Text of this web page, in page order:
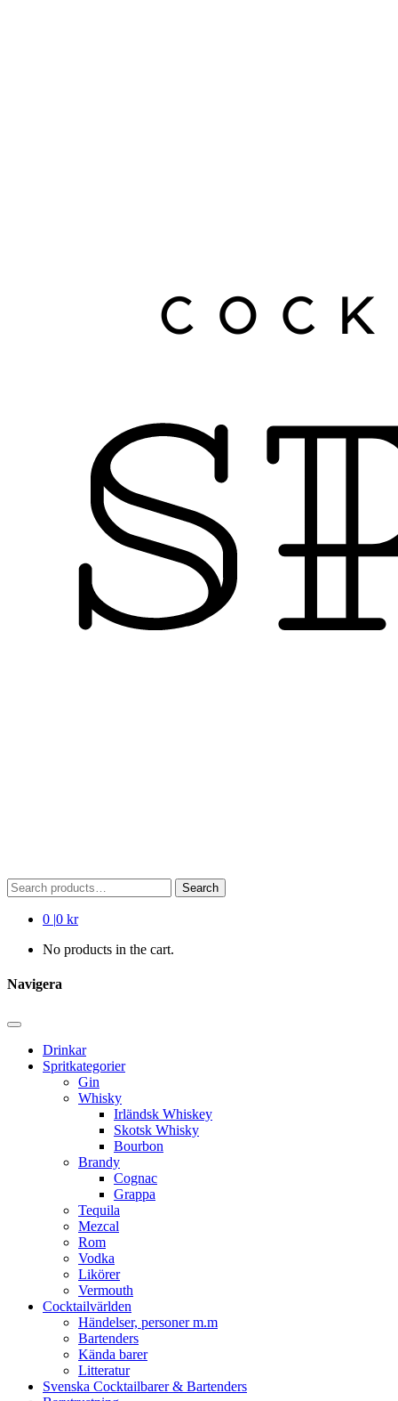
Search
for:
Search
0 |0 kr
No products in the cart.
Navigera
Drinkar
Spritkategorier
Gin
Whisky
Irländsk Whiskey
Skotsk Whisky
Bourbon
Brandy
Cognac
Grappa
Tequila
Mezcal
Rom
Vodka
Likörer
Vermouth
Cocktailvärlden
Händelser, personer m.m
Bartenders
Kända barer
Litteratur
Svenska Cocktailbarer & Bartenders